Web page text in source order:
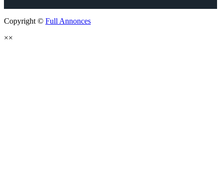
Copyright © Full Annonces
××